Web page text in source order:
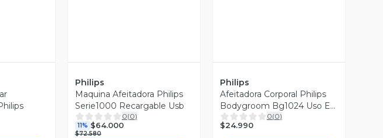
Philips
Maquina Afeitadora Philips
Serie1000 Recargable Usb
0(0)
11% $64.000
$72.580
Philips
Afeitadora Corporal Philips
Bodygroom Bg1024 Uso En
Húmedo
0(0)
$24.990